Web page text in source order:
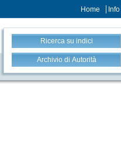
Home Info
Ricerca su indici
Archivio di Autorità